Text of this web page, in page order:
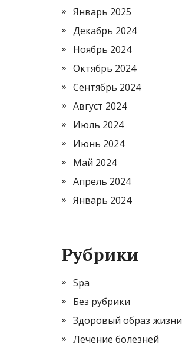
Январь 2025
Декабрь 2024
Ноябрь 2024
Октябрь 2024
Сентябрь 2024
Август 2024
Июль 2024
Июнь 2024
Май 2024
Апрель 2024
Январь 2024
Рубрики
Spa
Без рубрики
Здоровый образ жизни
Лечение болезней